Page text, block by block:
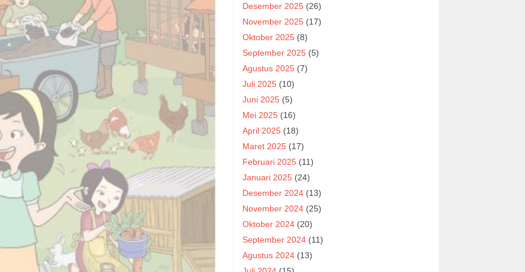
Desember 2025 (26)
November 2025 (17)
Oktober 2025 (8)
September 2025 (5)
Agustus 2025 (7)
Juli 2025 (10)
Juni 2025 (5)
Mei 2025 (16)
April 2025 (18)
Maret 2025 (17)
Februari 2025 (11)
Januari 2025 (24)
Desember 2024 (13)
November 2024 (25)
Oktober 2024 (20)
September 2024 (11)
Agustus 2024 (13)